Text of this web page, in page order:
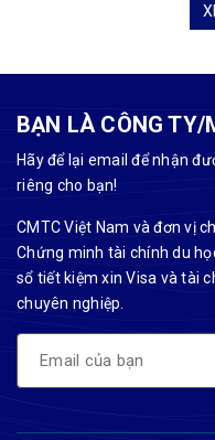
BẠN LÀ CÔNG TY/
Hãy để lại email để nhận
riêng cho bạn!
CMTC Việt Nam và đơn vị
Chứng minh tài chính du
sổ tiết kiệm xin Visa và tài
chuyên nghiệp.